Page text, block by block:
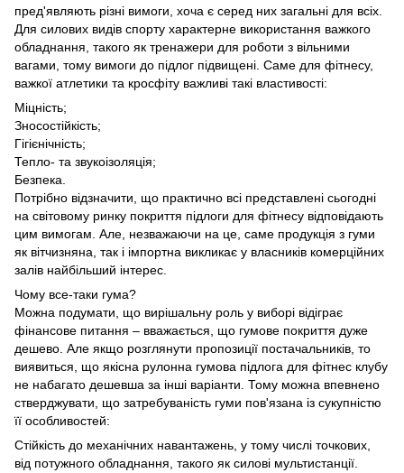
пред'являють різні вимоги, хоча є серед них загальні для всіх.
Для силових видів спорту характерне використання важкого
обладнання, такого як тренажери для роботи з вільними
вагами, тому вимоги до підлог підвищені. Саме для фітнесу,
важкої атлетики та кросфіту важливі такі властивості:
Міцність;
Зносостійкість;
Гігієнічність;
Тепло- та звукоізоляція;
Безпека.
Потрібно відзначити, що практично всі представлені сьогодні
на світовому ринку покриття підлоги для фітнесу відповідають
цим вимогам. Але, незважаючи на це, саме продукція з гуми
як вітчизняна, так і імпортна викликає у власників комерційних
залів найбільший інтерес.
Чому все-таки гума?
Можна подумати, що вирішальну роль у виборі відіграє
фінансове питання – вважається, що гумове покриття дуже
дешево. Але якщо розглянути пропозиції постачальників, то
виявиться, що якісна рулонна гумова підлога для фітнес клубу
не набагато дешевша за інші варіанти. Тому можна впевнено
стверджувати, що затребуваність гуми пов'язана із сукупністю
її особливостей:
Стійкість до механічних навантажень, у тому числі точкових,
від потужного обладнання, такого як силові мультистанції.